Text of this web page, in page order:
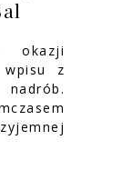
okazji
wpisu z